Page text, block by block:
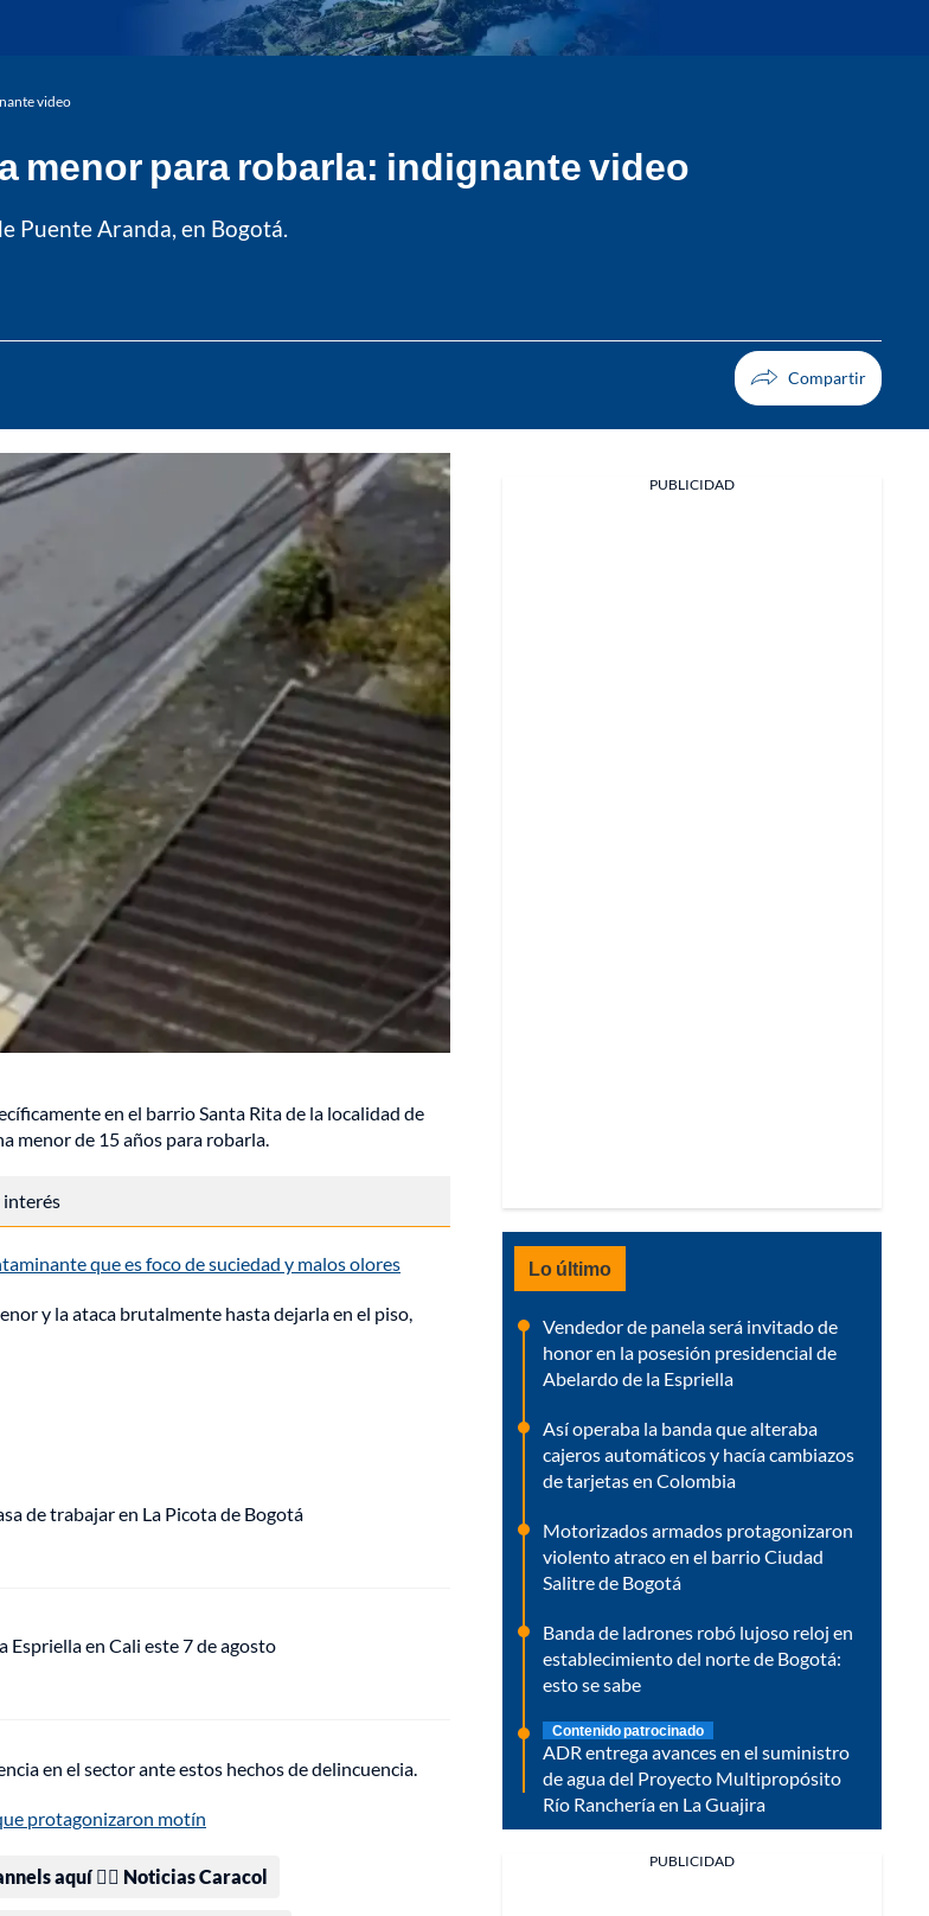
video
menor para robarla: indignante video
Puente Aranda, en Bogotá.
en el barrio Santa Rita de la localidad de
menor de 15 años para robarla.
interés
que es foco de suciedad y malos olores
y la ataca brutalmente hasta dejarla en el piso,
de trabajar en La Picota de Bogotá
Espriella en Cali este 7 de agosto
en el sector ante estos hechos de delincuencia.
protagonizaron motín
aquí 👉🏻 Noticias Caracol
PUBLICIDAD
Lo último
Vendedor de panela será invitado de
honor en la posesión presidencial de
Abelardo de la Espriella
Así operaba la banda que alteraba
cajeros automáticos y hacía cambiazos
de tarjetas en Colombia
Motorizados armados protagonizaron
violento atraco en el barrio Ciudad
Salitre de Bogotá
Banda de ladrones robó lujoso reloj en
establecimiento del norte de Bogotá:
esto se sabe
Contenido patrocinado
ADR entrega avances en el suministro
de agua del Proyecto Multipropósito
Río Ranchería en La Guajira
PUBLICIDAD